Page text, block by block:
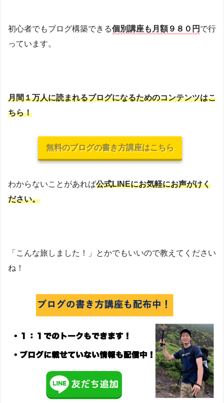
初心者でもブログ構築できる個別講座も月額９８０円 で行
っています。
月間１万人に読まれるブログになるためのコンテンツはこ
ちら！
無料のブログの書き方講座はこちら
わからないことがあれば公式LINEにお気軽にお声がけく
ださい。
「こんな旅しました！」とかでもいいので教えてください
ね！